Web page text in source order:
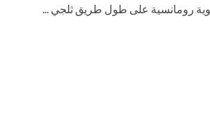
رومانسية على طول طريق ثلجي ...